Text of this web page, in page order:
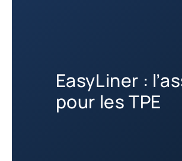
EasyLiner :
pour les TPE